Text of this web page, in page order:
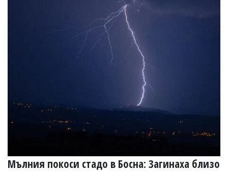
Мълния покоси стадо в Босна: Загинаха близо